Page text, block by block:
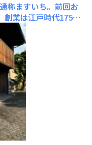
称ますいち。前回お
創業は江戸時代1755
桶仕込みを行ってお
般米は使用せず、全
ち12代目当主の市村
方も多い高井鴻山（